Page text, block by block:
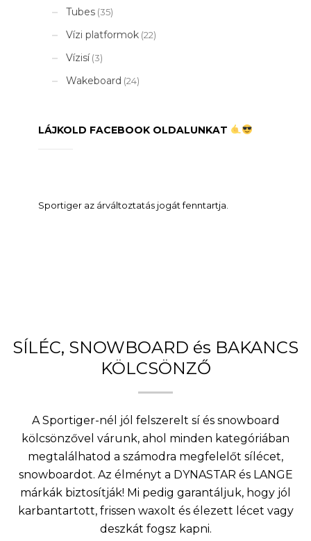
Tubes (35)
Vízi platformok (22)
Vízisí (3)
Wakeboard (24)
LÁJKOLD FACEBOOK OLDALUNKAT
Sportiger az árváltoztatás jogát fenntartja.
SÍLÉC, SNOWBOARD és BAKANCS
KÖLCSÖNZŐ
A Sportiger-nél jól felszerelt sí és snowboard
kölcsönzővel várunk, ahol minden kategóriában
megtalálhatod a számodra megfelelőt sílécet,
snowboardot. Az élményt a DYNASTAR és LANGE
márkák biztosítják! Mi pedig garantáljuk, hogy jól
karbantartott, frissen waxolt és élezett lécet vagy
deszkát fogsz kapni.